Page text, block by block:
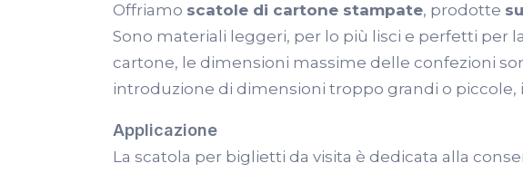
Offriamo scatole di cartone stampate, prodotte
Sono materiali leggeri, per lo più lisci e perfetti per
cartone, le dimensioni massime delle confezioni
introduzione di dimensioni troppo grandi o piccole,
Applicazione
La scatola per biglietti da visita è dedicata alla